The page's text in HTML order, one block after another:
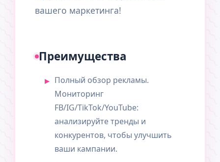
вашего маркетинга!
Преимущества
Полный обзор рекламы.
Мониторинг
FB/IG/TikTok/YouTube:
анализируйте тренды и
конкурентов, чтобы улучшить
ваши кампании.